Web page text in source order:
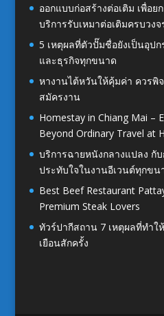
ออกแบบก่อสร้างต่อเติม เพื่อ
บริการรับเหมาต่อเติมครบวงจ
5 เหตุผลที่ตัวปั๊มชื่อยังเป็นอุ
และธุรกิจทุกขนาด
หางานไต้หวันให้คุ้มค่า ควรพิ
สมัครงาน
Homestay in Chiang Mai –
Beyond Ordinary Travel at
บริการฉายหนังกลางแปลง กั
ประทับใจในงานอีเวนต์ทุกขน
Best Beef Restaurant
Premium Steak Lovers
ทัวร์ปากีสถาน 7 เหตุผลที่ทำใ
เยือนสักครั้ง